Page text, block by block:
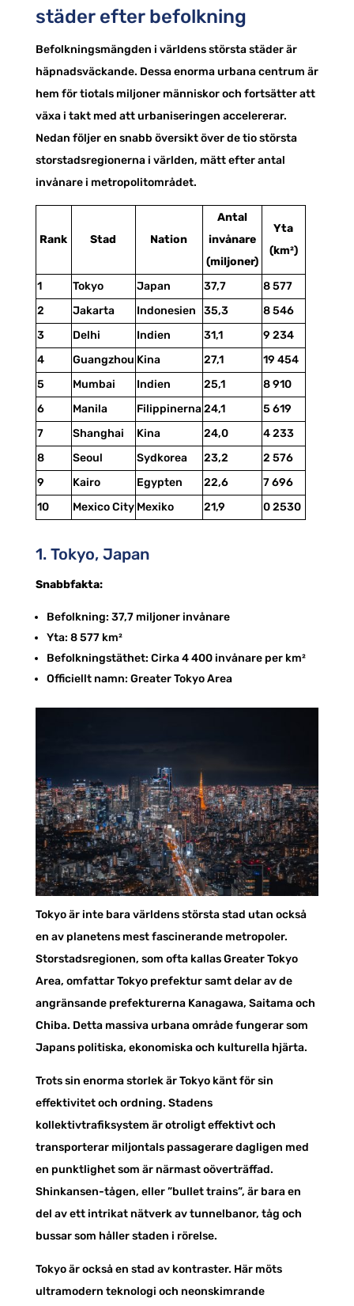
städer efter befolkning
Befolkningsmängden i världens största städer är
häpnadsväckande. Dessa enorma urbana centrum är
hem för tiotals miljoner människor och fortsätter att
växa i takt med att urbaniseringen accelererar.
Nedan följer en snabb översikt över de tio största
storstadsregionerna i världen, mätt efter antal
invånare i metropolitområdet.
Rank Stad Nation
Antal
invånare
(miljoner)
Yta
(km²)
1 Tokyo Japan 37,7
8 577
2
Jakarta Indonesien 35,3
8 546
3
Delhi Indien 31,1
9 234
4
Guangzhou Kina 27,1
19 454
5
Mumbai Indien 25,1
8 910
6
Manila Filippinerna24,1
5 619
7
Shanghai Kina 24,0
4 233
8
Seoul Sydkorea 23,2
2 576
9
Kairo Egypten 22,6
7 696
10
Mexico City Mexiko 21,9 0 2530
1. Tokyo, Japan
Snabbfakta:
Befolkning: 37,7 miljoner invånare
Yta: 8 577 km²
Befolkningstäthet: Cirka 4 400 invånare per km²
Officiellt namn: Greater Tokyo Area
Tokyo är inte bara världens största stad utan också
en av planetens mest fascinerande metropoler.
Storstadsregionen, som ofta kallas Greater Tokyo
Area, omfattar Tokyo prefektur samt delar av de
angränsande prefekturerna Kanagawa, Saitama och
Chiba. Detta massiva urbana område fungerar som
Japans politiska, ekonomiska och kulturella hjärta.
Trots sin enorma storlek är Tokyo känt för sin
effektivitet och ordning. Stadens
kollektivtrafiksystem är otroligt effektivt och
transporterar miljontals passagerare dagligen med
en punktlighet som är närmast oöverträffad.
Shinkansen-tågen, eller ”bullet trains”, är bara en
del av ett intrikat nätverk av tunnelbanor, tåg och
bussar som håller staden i rörelse.
Tokyo är också en stad av kontraster. Här möts
ultramodern teknologi och neonskimrande